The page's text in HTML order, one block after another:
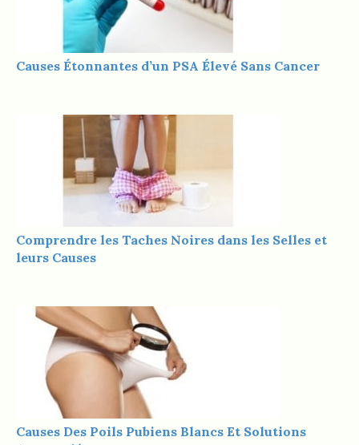
Causes Étonnantes d’un PSA Élevé Sans Cancer
Comprendre les Taches Noires dans les Selles et
leurs Causes
Causes Des Poils Pubiens Blancs Et Solutions